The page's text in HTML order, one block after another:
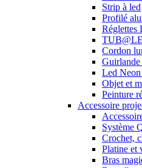
Strip à led
Profilé
Réglettes
Cordon
Guirlande
Led
Objet et
Peinture
Accessoire
Système
Crochet,
Platine et
Bras